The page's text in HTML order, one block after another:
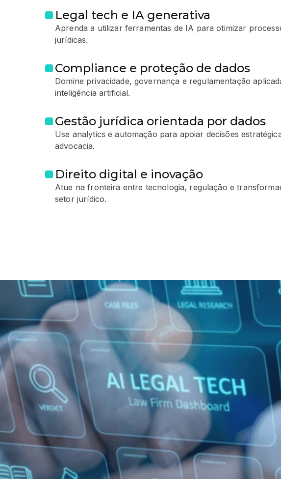
Legal tech e IA generativa
Aprenda a utilizar ferramentas de IA para otimizar
jurídicas.
Compliance e proteção de dados
Domine privacidade, governança e regulamentação
inteligência artificial.
Gestão jurídica orientada por dados
Use analytics e automação para apoiar decisões
advocacia.
Direito digital e inovação
Atue na fronteira entre tecnologia, regulação e
setor jurídico.